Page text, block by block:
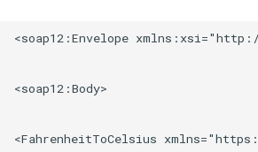
<soap12:Envelope
<soap12:Body>
<FahrenheitToCelsius